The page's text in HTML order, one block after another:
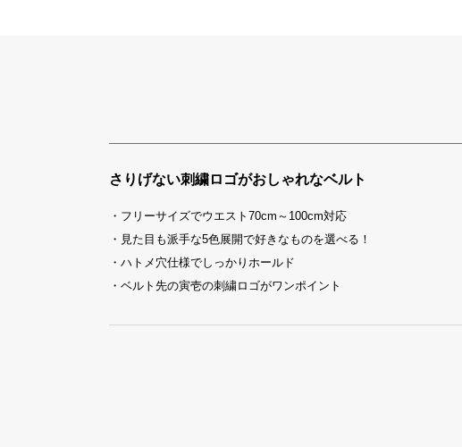
さりげない刺繍ロゴがおしゃれなベルト
・フリーサイズでウエスト70cm～100cm対応
・見た目も派手な5色展開で好きなものを選べる！
・ハトメ穴仕様でしっかりホールド
・ベルト先の寅壱の刺繍ロゴがワンポイント